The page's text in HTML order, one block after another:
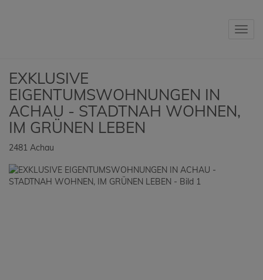
EXKLUSIVE
EIGENTUMSWOHNUNGEN IN
ACHAU - STADTNAH WOHNEN,
IM GRÜNEN LEBEN
2481 Achau